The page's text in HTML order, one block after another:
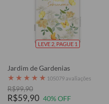
LEVE 2, PAGUE 1
Jardim de Gardenias
★ ★ ★ ★ ★ 105079 avaliações
R$99,90
R$59,90 40% OFF